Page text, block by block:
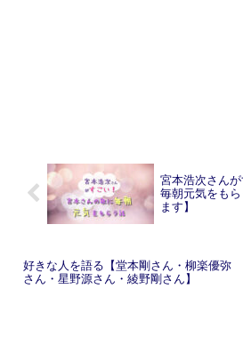
宮本浩次さん
毎朝元気をも
ます】
好きな人を語る【堂本剛さん・柳楽優弥
さん・星野源さん・綾野剛さん】